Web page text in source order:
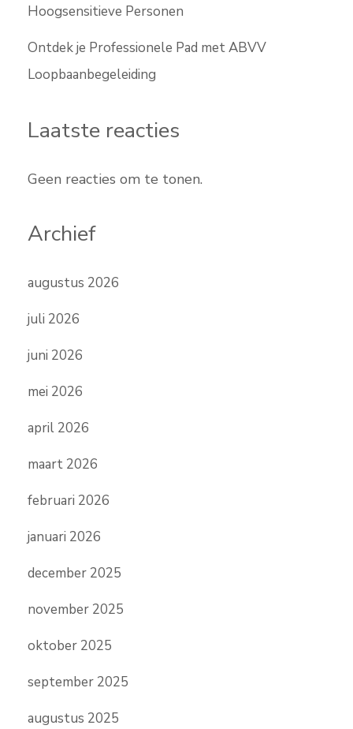
Hoogsensitieve Personen
Ontdek je Professionele Pad met ABVV
Loopbaanbegeleiding
Laatste reacties
Geen reacties om te tonen.
Archief
augustus 2026
juli 2026
juni 2026
mei 2026
april 2026
maart 2026
februari 2026
januari 2026
december 2025
november 2025
oktober 2025
september 2025
augustus 2025